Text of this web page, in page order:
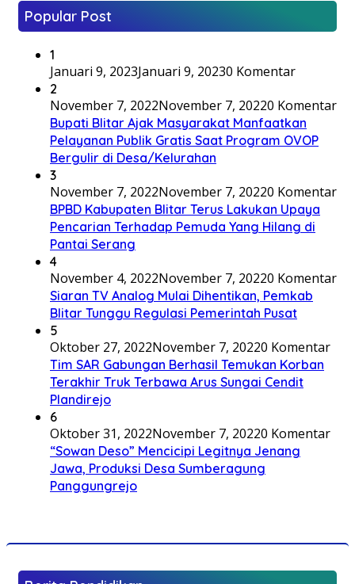
Popular Post
1
Januari 9, 2023Januari 9, 20230 Komentar
2
November 7, 2022November 7, 20220 Komentar
Bupati Blitar Ajak Masyarakat Manfaatkan
Pelayanan Publik Gratis Saat Program OVOP
Bergulir di Desa/Kelurahan
3
November 7, 2022November 7, 20220 Komentar
BPBD Kabupaten Blitar Terus Lakukan Upaya
Pencarian Terhadap Pemuda Yang Hilang di
Pantai Serang
4
November 4, 2022November 7, 20220 Komentar
Siaran TV Analog Mulai Dihentikan, Pemkab
Blitar Tunggu Regulasi Pemerintah Pusat
5
Oktober 27, 2022November 7, 20220 Komentar
Tim SAR Gabungan Berhasil Temukan Korban
Terakhir Truk Terbawa Arus Sungai Cendit
Plandirejo
6
Oktober 31, 2022November 7, 20220 Komentar
“Sowan Deso” Mencicipi Legitnya Jenang
Jawa, Produksi Desa Sumberagung
Panggungrejo